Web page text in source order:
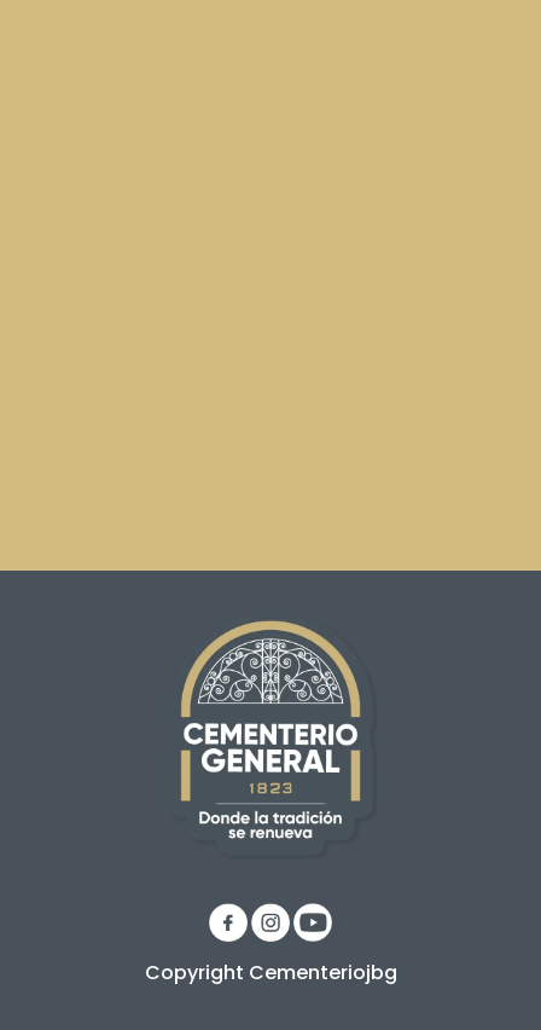
Copyright Cementeriojbg